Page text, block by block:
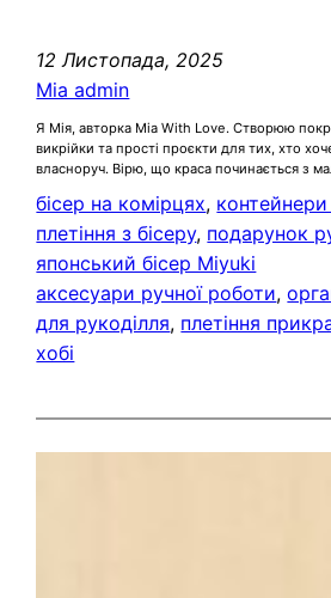
12 Листопада, 2025
Mia admin
Я Мія, авторка Mia With Love. Створюю
викрійки та прості проєкти для тих, хто
власноруч. Вірю, що краса починається з
бісер на комірцях,
плетіння з бісеру, подарунок
японський бісер Miyuki
аксесуари ручної роботи,
для рукоділля, плетіння
хобі